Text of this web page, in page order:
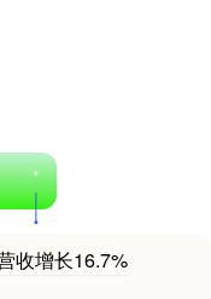
收增长16.7%